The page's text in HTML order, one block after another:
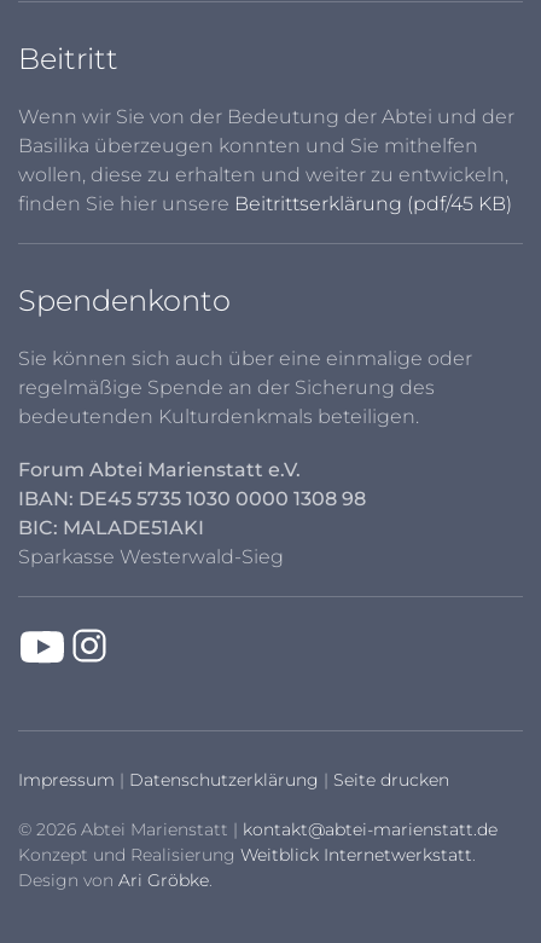
Beitritt
Wenn wir Sie von der Bedeutung der Abtei und der
Basilika überzeugen konnten und Sie mithelfen
wollen, diese zu erhalten und weiter zu entwickeln,
finden Sie hier unsere Beitrittserklärung (pdf/45 KB)
Spendenkonto
Sie können sich auch über eine einmalige oder
regelmäßige Spende an der Sicherung des
bedeutenden Kulturdenkmals beteiligen.
Forum Abtei Marienstatt e.V.
IBAN: DE45 5735 1030 0000 1308 98
BIC: MALADE51AKI
Sparkasse Westerwald-Sieg
Impressum | Datenschutzerklärung | Seite drucken
© 2026 Abtei Marienstatt | kontakt@abtei-marienstatt.de
Konzept und Realisierung Weitblick Internetwerkstatt.
Design von Ari Gröbke.